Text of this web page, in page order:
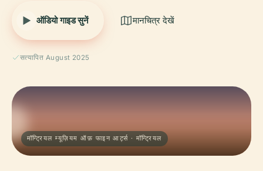
ऑडियो गाइड सुनें मानचित्र देखें
सत्यापित August 2025
मॉन्ट्रियल म्यूज़ियम ऑफ़ फाइन आर्ट्स · मॉन्ट्रियल